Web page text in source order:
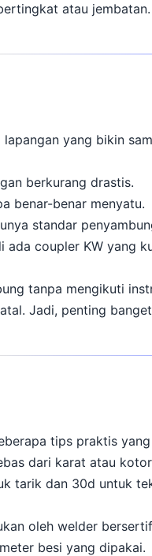
atau
yang bikin
berkurang drastis.
benar-benar menyatu.
standar
ada coupler KW yang
tanpa mengikuti
Jadi, penting
tips praktis
dari karat atau
tarik dan 30d untuk
oleh welder
besi yang dipakai.